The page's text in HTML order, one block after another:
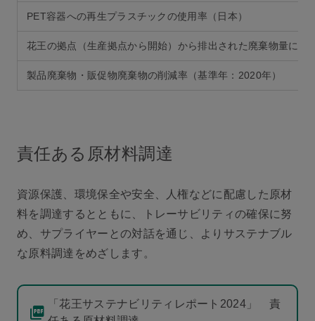
PET容器への再生プラスチックの使用率（日本）
花王の拠点（生産拠点から開始）から排出された廃棄物量に占
製品廃棄物・販促物廃棄物の削減率（基準年：2020年）
責任ある原材料調達
資源保護、環境保全や安全、人権などに配慮した原材
料を調達するとともに、トレーサビリティの確保に努
め、サプライヤーとの対話を通じ、よりサステナブル
な原料調達をめざします。
「花王サステナビリティレポート2024」 責